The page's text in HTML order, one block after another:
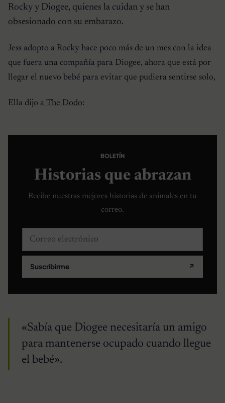
Rocky y Diogee, quienes la cuidan y se han
obsesionado con su embarazo.
Jess adopto a Rocky hace poco más de un mes con la idea
que fuera una compañía para Diogee, ahora que está por
llegar el nuevo bebé para evitar que pudiera sentirse solo,
Ella dijo a The Dodo:
BOLETÍN
Historias que abrazan
Recibe nuestras mejores historias de animales en tu
correo.
Correo electrónico
Suscribirme ↗
«Sabía que Diogee necesitaría un amigo
para mantenerse ocupado cuando llegue
el bebé».